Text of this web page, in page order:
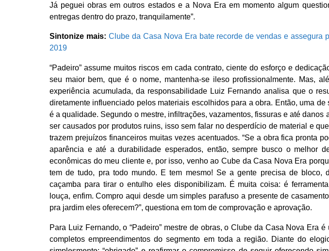
Já peguei obras em outros estados e a Nova Era em momento algum
entregas dentro do prazo, tranquilamente”.
Sintonize mais: Clube da Casa Nova Era bate recorde de vendas e assegura
2019
“Padeiro” assume muitos riscos em cada contrato, ciente do esforço e
seu maior bem, que é o nome, mantenha-se ileso profissionalmente. Mas,
experiência acumulada, da responsabilidade Luiz Fernando analisa que o
diretamente influenciado pelos materiais escolhidos para a obra. Então, uma
é a qualidade. Segundo o mestre, infiltrações, vazamentos, fissuras e até danos
ser causados por produtos ruins, isso sem falar no desperdício de material e
trazem prejuízos financeiros muitas vezes acentuados. “Se a obra fica pronta
aparência e até a durabilidade esperados, então, sempre busco o melhor
econômicas do meu cliente e, por isso, venho ao Cube da Casa Nova Era
tem de tudo, pra todo mundo. E tem mesmo! Se a gente precisa de bloco,
caçamba para tirar o entulho eles disponibilizam. É muita coisa: é
louça, enfim. Compro aqui desde um simples parafuso a presente de
pra jardim eles oferecem?”, questiona em tom de comprovação e aprovação.
Para Luiz Fernando, o “Padeiro” mestre de obras, o Clube da Casa Nova Era
completos empreendimentos do segmento em toda a região. Diante do